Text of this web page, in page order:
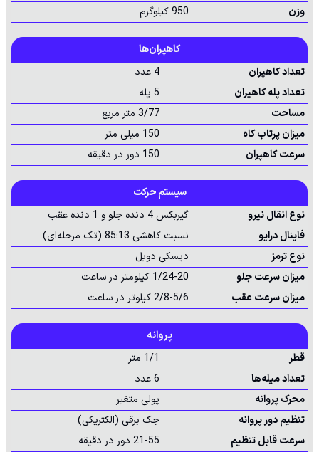
وزن
950 کیلوگرم
کاهپران‌ها
تعداد کاهپران
4 عدد
تعداد پله کاهپران
5 پله
مساحت
3/77 متر مربع
میزان پرتاب کاه
150 میلی‌ متر
سرعت کاهپران
150 دور در دقیقه
سیستم حرکت
نوع انقال نیرو
گیربکس 4 دنده جلو و 1 دنده عقب
فاینال درایو
نسبت کاهشی 85:13 (تک مرحله‌ای)
نوع ترمز
دیسکی دوبل
میزان سرعت جلو
1/24-20 کیلومتر در ساعت
میزان سرعت عقب
2/8-5/6 کیلوتر در ساعت
پروانه
قطر
1/1 متر
تعداد میله‌ها
6 عدد
محرک پروانه
پولی متغیر
تنظیم دور پروانه
جک برقی (الکتریکی)
سرعت قابل تنظیم
21-55 دور در دقیقه